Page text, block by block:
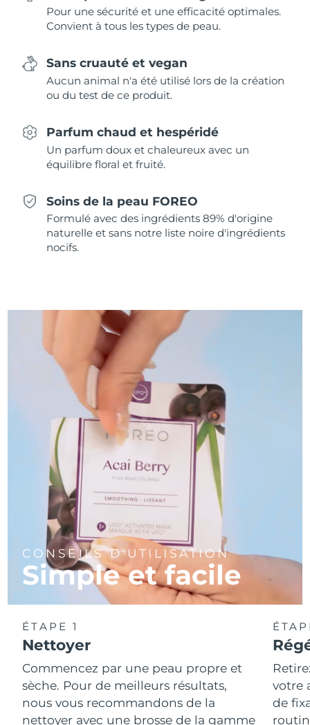
Pour une sécurité et une efficacité optimales.
Convient à tous les types de peau.
Sans cruauté et vegan
Aucun animal n'a été utilisé lors de la création
ou du test de ce produit.
Parfum chaud et hespéridé
Un parfum doux et chaleureux avec un
équilibre floral et fruité.
Soins de la peau FOREO
Formulé avec des ingrédients 89% d'origine
naturelle et sans notre liste noire d'ingrédients
nocifs.
CONSEILS D'UTILISATION
Simple et facile
ÉTAPE 1
Nettoyer
Commencez par une peau propre et
sèche. Pour de meilleurs résultats,
nous vous recommandons de la
nettoyer avec une brosse de la gamme
votre
de
Singapour Livraison estimée8/10/26
Slovénie Livraison estimée 8/8/26
Corée du Sud Livraison estimée
Espagne
Suède Livraison estimée
Suisse Livraison estimée8/8/26
Émirats arabes unis
Royaume-Uni Livraison estimée
États-Unis Livraison estimée
Ouzbékistan Livraison estimée
Viêt Nam Livraison estimée